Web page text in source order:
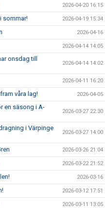
2026-04-20 16:15
sommar! 2026-04-19 15:34
2026-04-16
2026-04-14 14:05
onsdag till
2026-04-14 14:02
2026-04-11 16:20
våra lag! 2026-04-05
en säsong i A-
2026-03-27 22:30
i Värpinge
2026-03-27 14:00
2026-03-26 21:04
2026-03-22 21:52
2026-03-16
2026-03-12 17:51
2026-03-11 13:05